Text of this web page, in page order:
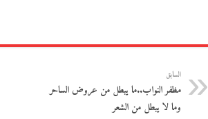
السابق
مظفر النواب..ما يبطل من عروض الساحر
وما لا يبطل من الشعر